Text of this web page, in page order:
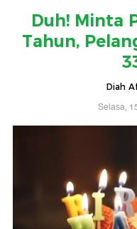
Duh! Minta
Tahun,
Diah
Selasa,